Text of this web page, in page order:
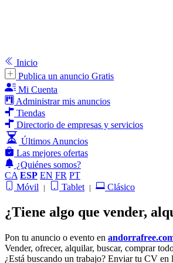
Inicio
Publica un anuncio Gratis
Mi Cuenta
Administrar mis anuncios
Tiendas
Directorio de empresas y servicios
Últimos Anuncios
Las mejores ofertas
¿Quiénes somos?
CA ESP EN FR PT
Móvil
| Tablet | Clásico
¿Tiene algo que vender,
Pon tu anuncio o evento en
Vender, ofrecer, alquilar, buscar, comprar
¿Está buscando un trabajo? Enviar tu CV en